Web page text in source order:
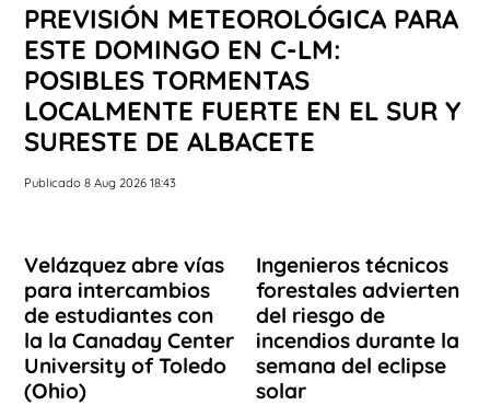
PREVISIÓN METEOROLÓGICA PARA
ESTE DOMINGO EN C-LM:
POSIBLES TORMENTAS
LOCALMENTE FUERTE EN EL SUR Y
SURESTE DE ALBACETE
Publicado 8 Aug 2026 18:43
Velázquez abre vías
para intercambios
de estudiantes con
la la Canaday Center
University of Toledo
(Ohio)
Ingenieros técnicos
forestales advierten
del riesgo de
incendios durante la
semana del eclipse
solar